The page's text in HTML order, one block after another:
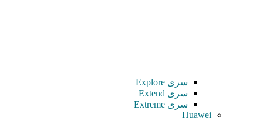
سری Explore
سری Extend
سری Extreme
Huawei